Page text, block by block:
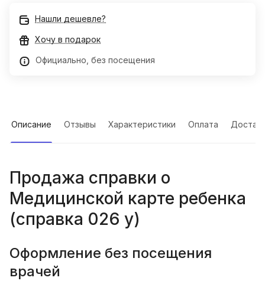
Нашли дешевле?
Хочу в подарок
Официально, без посещения
Описание Отзывы Характеристики Оплата
Продажа справки о
Медицинской карте ребенка
(справка 026 у)
Оформление без посещения
врачей